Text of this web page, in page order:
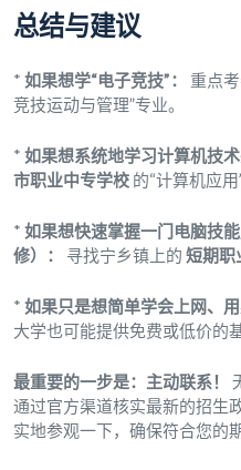
总结与建议
* 如果想学“电子竞技”： 重点
竞技运动与管理”专业。
* 如果想系统地学习计算机技术
市职业中专学校 的“计算机应用
* 如果想快速掌握一门电脑技
修）：
寻找宁乡镇上的 短期职
* 如果只是想简单学会上网、用
大学也可能提供免费或低价的
最重要的一步是：主动联系！
通过官方渠道核实最新的招生
实地参观一下，确保符合您的期